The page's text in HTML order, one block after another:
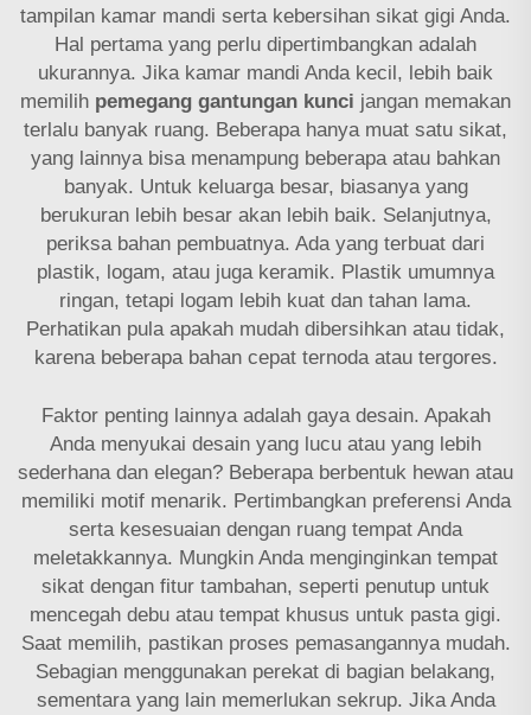
tampilan kamar mandi serta kebersihan sikat gigi Anda.
Hal pertama yang perlu dipertimbangkan adalah
ukurannya. Jika kamar mandi Anda kecil, lebih baik
memilih pemegang gantungan kunci jangan memakan
terlalu banyak ruang. Beberapa hanya muat satu sikat,
yang lainnya bisa menampung beberapa atau bahkan
banyak. Untuk keluarga besar, biasanya yang
berukuran lebih besar akan lebih baik. Selanjutnya,
periksa bahan pembuatnya. Ada yang terbuat dari
plastik, logam, atau juga keramik. Plastik umumnya
ringan, tetapi logam lebih kuat dan tahan lama.
Perhatikan pula apakah mudah dibersihkan atau tidak,
karena beberapa bahan cepat ternoda atau tergores.
Faktor penting lainnya adalah gaya desain. Apakah
Anda menyukai desain yang lucu atau yang lebih
sederhana dan elegan? Beberapa berbentuk hewan atau
memiliki motif menarik. Pertimbangkan preferensi Anda
serta kesesuaian dengan ruang tempat Anda
meletakkannya. Mungkin Anda menginginkan tempat
sikat dengan fitur tambahan, seperti penutup untuk
mencegah debu atau tempat khusus untuk pasta gigi.
Saat memilih, pastikan proses pemasangannya mudah.
Sebagian menggunakan perekat di bagian belakang,
sementara yang lain memerlukan sekrup. Jika Anda